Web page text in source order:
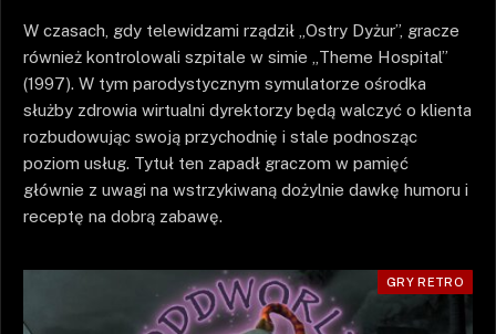
W czasach, gdy telewidzami rządził „Ostry Dyżur”, gracze
również kontrolowali szpitale w simie „Theme Hospital”
(1997). W tym parodystycznym symulatorze ośrodka
służby zdrowia wirtualni dyrektorzy będą walczyć o klienta
rozbudowując swoją przychodnię i stale podnosząc
poziom usług. Tytuł ten zapadł graczom w pamięć
głównie z uwagi na wstrzykiwaną dożylnie dawkę humoru i
receptę na dobrą zabawę.
GRY RETRO